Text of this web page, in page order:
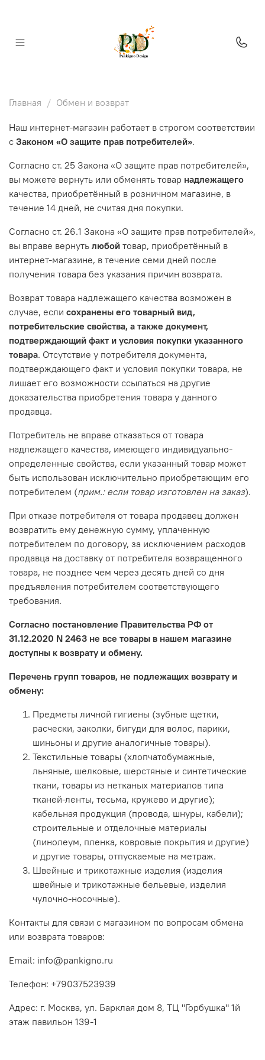
Главная Обмен и возврат
Наш интернет-магазин работает в строгом соответствии
с Законом «О защите прав потребителей».
Согласно ст. 25 Закона «О защите прав потребителей»,
вы можете вернуть или обменять товар надлежащего
качества, приобретённый в розничном магазине, в
течение 14 дней, не считая дня покупки.
Согласно ст. 26.1 Закона «О защите прав потребителей»,
вы вправе вернуть любой товар, приобретённый в
интернет-магазине, в течение семи дней после
получения товара без указания причин возврата.
Возврат товара надлежащего качества возможен в
случае, если сохранены его товарный вид,
потребительские свойства, а также документ,
подтверждающий факт и условия покупки указанного
товара. Отсутствие у потребителя документа,
подтверждающего факт и условия покупки товара, не
лишает его возможности ссылаться на другие
доказательства приобретения товара у данного
продавца.
Потребитель не вправе отказаться от товара
надлежащего качества, имеющего индивидуально-
определенные свойства, если указанный товар может
быть использован исключительно приобретающим его
потребителем (прим.: если товар изготовлен на заказ).
При отказе потребителя от товара продавец должен
возвратить ему денежную сумму, уплаченную
потребителем по договору, за исключением расходов
продавца на доставку от потребителя возвращенного
товара, не позднее чем через десять дней со дня
предъявления потребителем соответствующего
требования.
Согласно постановление Правительства РФ от
31.12.2020 N 2463 не все товары в нашем магазине
доступны к возврату и обмену.
Перечень групп товаров, не подлежащих возврату и
обмену:
Предметы личной гигиены (зубные щетки,
расчески, заколки, бигуди для волос, парики,
шиньоны и другие аналогичные товары).
Текстильные товары (хлопчатобумажные,
льняные, шелковые, шерстяные и синтетические
ткани, товары из нетканых материалов типа
тканей-ленты, тесьма, кружево и другие);
кабельная продукция (провода, шнуры, кабели);
строительные и отделочные материалы
(линолеум, пленка, ковровые покрытия и другие)
и другие товары, отпускаемые на метраж.
Швейные и трикотажные изделия (изделия
швейные и трикотажные бельевые, изделия
чулочно-носочные).
Контакты для связи с магазином по вопросам обмена
или возврата товаров:
Email: info@pankigno.ru
Телефон: +79037523939
Адрес: г. Москва, ул. Барклая дом 8, ТЦ "Горбушка" 1й
этаж павильон 139-1